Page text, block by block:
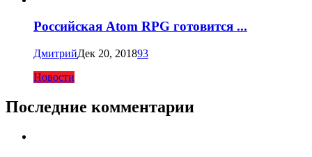
Российская Atom RPG готовится ...
ДмитрийДек 20, 201893
Новости
Последние комментарии